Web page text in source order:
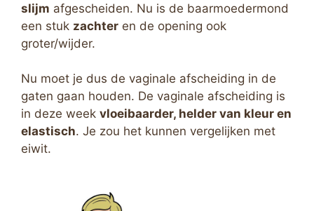
slijm afgescheiden. Nu is de baarmoedermond
een stuk zachter en de opening ook
groter/wijder.
Nu moet je dus de vaginale afscheiding in de
gaten gaan houden. De vaginale afscheiding is
in deze week vloeibaarder, helder van kleur en
elastisch. Je zou het kunnen vergelijken met
eiwit.